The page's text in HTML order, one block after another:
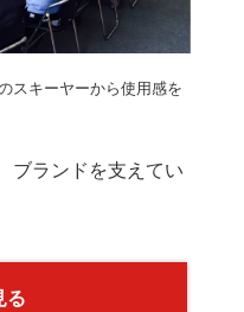
スキーヤーから使用感を
ブランドを支えてい
る